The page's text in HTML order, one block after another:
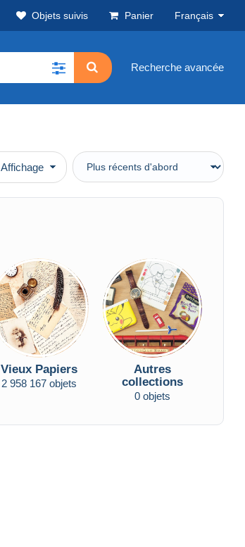
Objets suivis Panier Français
Recherche avancée
Affichage
Vieux Papiers
2 958 167 objets
Autres
collections
0 objets